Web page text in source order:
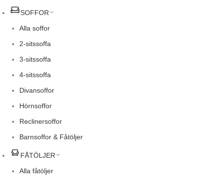
SOFFOR
Alla soffor
2-sitssoffa
3-sitssoffa
4-sitssoffa
Divansoffor
Hörnsoffor
Reclinersoffor
Barnsoffor & Fåtöljer
FÅTÖLJER
Alla fåtöljer